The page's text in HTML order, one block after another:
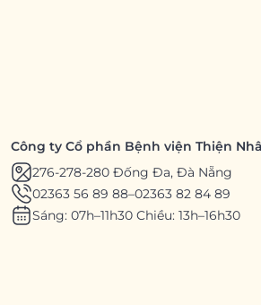
Công ty Cổ phần Bệnh viện Thiện
276-278-280 Đống Đa, Đà Nẵng
02363 56 89 88–02363 82 84 89
Sáng: 07h–11h30 Chiều: 13h–16h30